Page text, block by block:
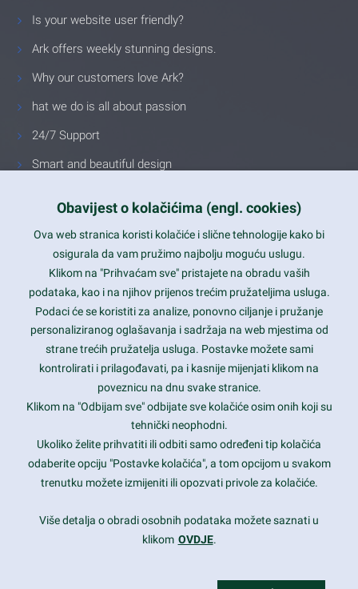
Is your website user friendly?
Ark offers weekly stunning designs.
Why our customers love Ark?
hat we do is all about passion
24/7 Support
Smart and beautiful design
Latest trends and much more...
Contact Info
1600 Amphitheatre Parkway, Mountain View, CA 94043
prothemes.net@gmail.com
Daily: 9:00 am - 6:00 pm
Sunday: Closed
Copyright 2017FRESHFACE© All Rights Reserved
Obavijest o kolačićima (engl. cookies)
Ova web stranica koristi kolačiće i slične tehnologije kako bi
osigurala da vam pružimo najbolju moguću uslugu.
Klikom na "Prihvaćam sve" pristajete na obradu vaših
podataka, kao i na njihov prijenos trećim pružateljima usluga.
Podaci će se koristiti za analize, ponovno ciljanje i pružanje
personaliziranog oglašavanja i sadržaja na web mjestima od
strane trećih pružatelja usluga. Postavke možete sami
kontrolirati i prilagođavati, pa i kasnije mijenjati klikom na
poveznicu na dnu svake stranice.
Klikom na "Odbijam sve" odbijate sve kolačiće osim onih koji su
tehnički neophodni.
Ukoliko želite prihvatiti ili odbiti samo određeni tip kolačića
odaberite opciju "Postavke kolačića", a tom opcijom u svakom
trenutku možete izmijeniti ili opozvati privole za kolačiće.
Više detalja o obradi osobnih podataka možete saznati u
klikom OVDJE.